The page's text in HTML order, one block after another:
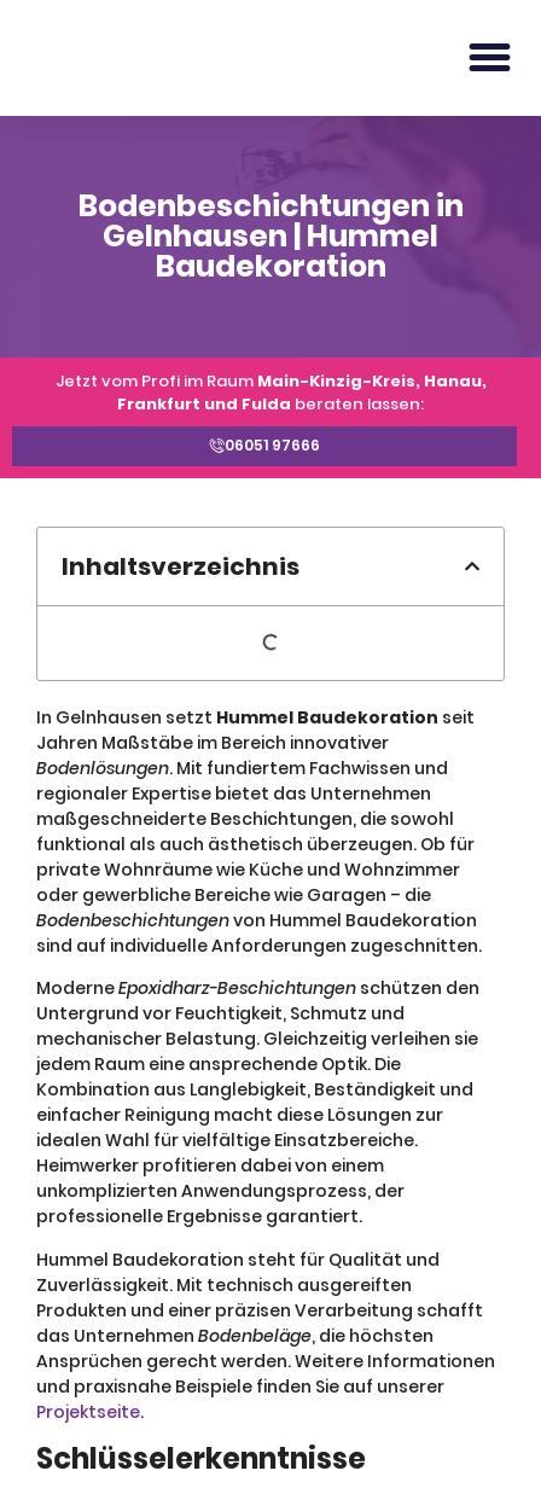
Bodenbeschichtungen in
Gelnhausen | Hummel
Baudekoration
Jetzt vom Profi im Raum Main-Kinzig-Kreis, Hanau,
Frankfurt und Fulda beraten lassen:
06051 97666
Inhaltsverzeichnis
In Gelnhausen setzt Hummel Baudekoration seit
Jahren Maßstäbe im Bereich innovativer
Bodenlösungen. Mit fundiertem Fachwissen und
regionaler Expertise bietet das Unternehmen
maßgeschneiderte Beschichtungen, die sowohl
funktional als auch ästhetisch überzeugen. Ob für
private Wohnräume wie Küche und Wohnzimmer
oder gewerbliche Bereiche wie Garagen – die
Bodenbeschichtungenvon Hummel Baudekoration
sind auf individuelle Anforderungen zugeschnitten.
ModerneEpoxidharz-Beschichtungen schützen den
Untergrund vor Feuchtigkeit, Schmutz und
mechanischer Belastung. Gleichzeitig verleihen sie
jedem Raum eine ansprechende Optik. Die
Kombination aus Langlebigkeit, Beständigkeit und
einfacher Reinigung macht diese Lösungen zur
idealen Wahl für vielfältige Einsatzbereiche.
Heimwerker profitieren dabei von einem
unkomplizierten Anwendungsprozess, der
professionelle Ergebnisse garantiert.
Hummel Baudekoration steht für Qualität und
Zuverlässigkeit. Mit technisch ausgereiften
Produkten und einer präzisen Verarbeitung schafft
das Unternehmen Bodenbeläge, die höchsten
Ansprüchen gerecht werden. Weitere Informationen
und praxisnahe Beispiele finden Sie auf unserer
Projektseite.
Schlüsselerkenntnisse